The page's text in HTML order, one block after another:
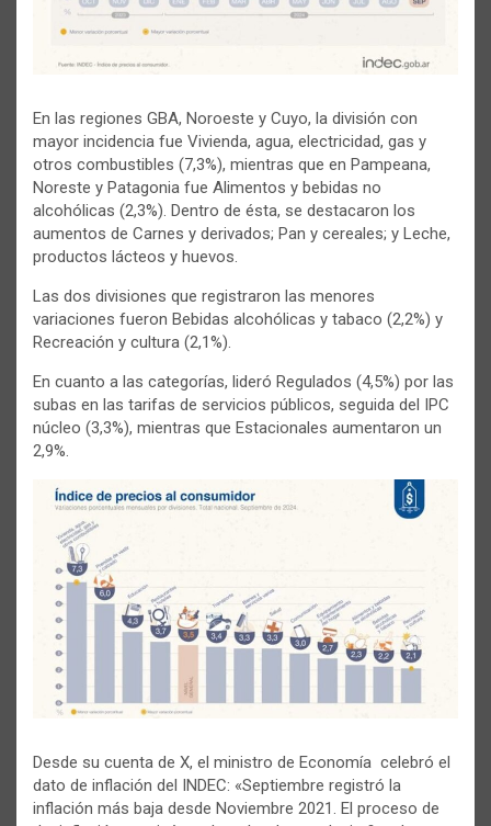
En las regiones GBA, Noroeste y Cuyo, la división con
mayor incidencia fue Vivienda, agua, electricidad, gas y
otros combustibles (7,3%), mientras que en Pampeana,
Noreste y Patagonia fue Alimentos y bebidas no
alcohólicas (2,3%). Dentro de ésta, se destacaron los
aumentos de Carnes y derivados; Pan y cereales; y Leche,
productos lácteos y huevos.
Las dos divisiones que registraron las menores
variaciones fueron Bebidas alcohólicas y tabaco (2,2%) y
Recreación y cultura (2,1%).
En cuanto a las categorías, lideró Regulados (4,5%) por las
subas en las tarifas de servicios públicos, seguida del IPC
núcleo (3,3%), mientras que Estacionales aumentaron un
2,9%.
Desde su cuenta de X, el ministro de Economía celebró el
dato de inflación del INDEC: «Septiembre registró la
inflación más baja desde Noviembre 2021. El proceso de